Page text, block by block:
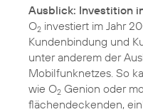
Ausblick: Investition
O2 investiert im Jahr
Kundenbindung und
unter anderem der
Mobilfunknetzes. So
wie O2 Genion oder
flächendeckenden,